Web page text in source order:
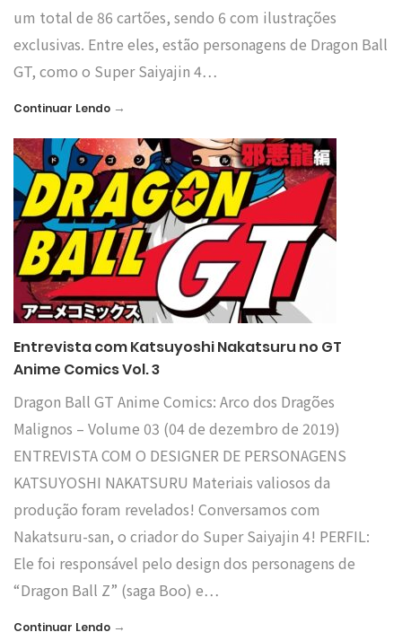
um total de 86 cartões, sendo 6 com ilustrações
exclusivas. Entre eles, estão personagens de Dragon Ball
GT, como o Super Saiyajin 4…
Continuar Lendo →
Entrevista com Katsuyoshi Nakatsuru no GT
Anime Comics Vol. 3
Dragon Ball GT Anime Comics: Arco dos Dragões
Malignos – Volume 03 (04 de dezembro de 2019)
ENTREVISTA COM O DESIGNER DE PERSONAGENS
KATSUYOSHI NAKATSURU Materiais valiosos da
produção foram revelados! Conversamos com
Nakatsuru-san, o criador do Super Saiyajin 4! PERFIL:
Ele foi responsável pelo design dos personagens de
“Dragon Ball Z” (saga Boo) e…
Continuar Lendo →